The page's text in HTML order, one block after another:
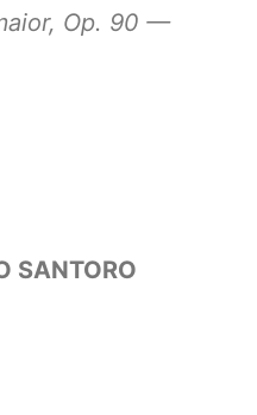
Op. 90 —
SANTORO